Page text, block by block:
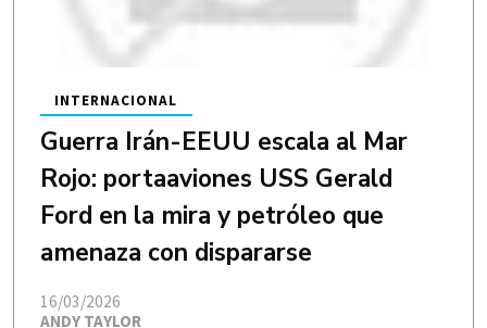
Guerra Irán-EEUU escala al Mar
Rojo: portaaviones USS Gerald
Ford en la mira y petróleo que
amenaza con dispararse
ANDY TAYLOR
INTERNACIONAL
16/03/2026